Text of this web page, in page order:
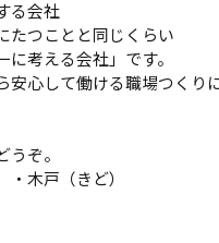
る会社
たつことと同じくらい
に考える会社」です。
心して働ける職場つくり
ぞ。
木戸（きど）